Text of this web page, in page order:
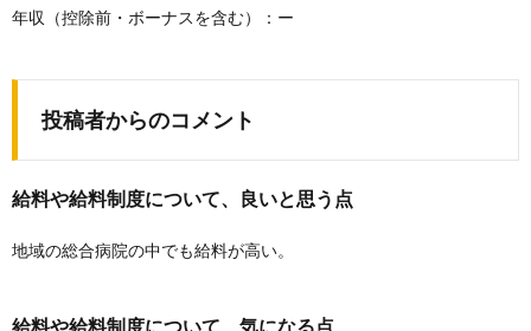
年収（控除前・ボーナスを含む）：ー
投稿者からのコメント
給料や給料制度について、良いと思う点
地域の総合病院の中でも給料が高い。
給料や給料制度について、気になる点